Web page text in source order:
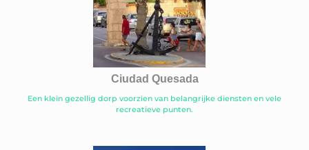
Ciudad Quesada
Een klein gezellig dorp voorzien van belangrijke diensten en vele
recreatieve punten.